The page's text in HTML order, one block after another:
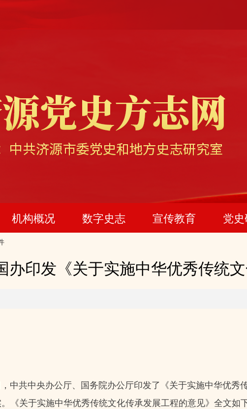
机构概况 数字史志 宣传教育 党
办印发《关于实施中华优秀传统
中共中央办公厅、国务院办公厅印发了《关于实施中华优
《关于实施中华优秀传统文化传承发展工程的意见》全文如下